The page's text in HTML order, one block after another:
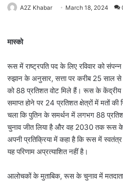
A2Z Khabar March 18, 2024
मास्को
रूस में राष्ट्रपति पद के लिए रविवार को
रुझान के अनुसार, सत्ता पर करीब 25 साल से
को 88 प्रतिशत वोट मिले हैं। रूस के केंद्रीय
समाप्त होने पर 24 प्रतिशत क्षेत्रों में मतों
चला कि पुतिन के समर्थन में लगभग 88
चुनाव जीत लिया है और वह 2030 तक रूस के
अपनी प्रतिक्रिया में कहा है कि रूस में
यह परिणाम अप्रत्याशित नहीं है।
आलोचकों के मुताबिक, रूस के चुनाव में